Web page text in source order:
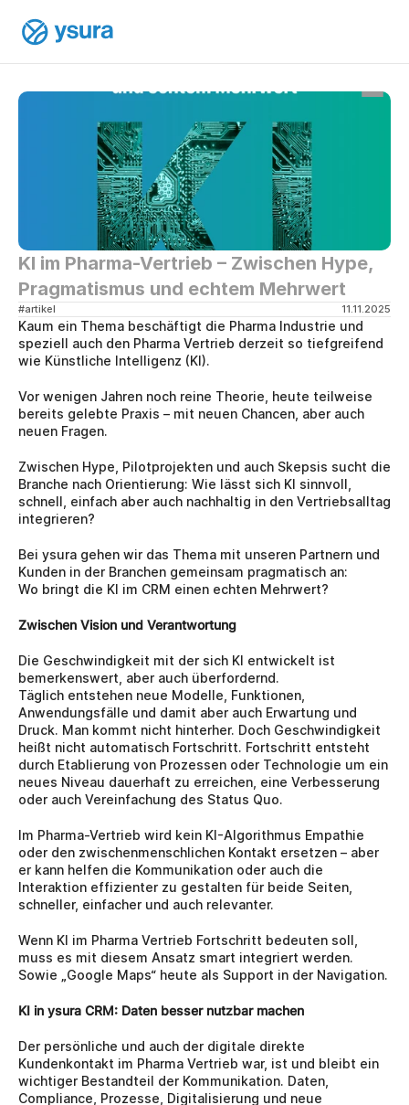
KI im Pharma-Vertrieb – Zwischen Hype,
Pragmatismus und echtem Mehrwert
#artikel 11.11.2025
Kaum ein Thema beschäftigt die Pharma Industrie und
speziell auch den Pharma Vertrieb derzeit so tiefgreifend
wie Künstliche Intelligenz (KI).
Vor wenigen Jahren noch reine Theorie, heute teilweise
bereits gelebte Praxis – mit neuen Chancen, aber auch
neuen Fragen.
Zwischen Hype, Pilotprojekten und auch Skepsis sucht die
Branche nach Orientierung: Wie lässt sich KI sinnvoll,
schnell, einfach aber auch nachhaltig in den Vertriebsalltag
integrieren?
Bei ysura gehen wir das Thema mit unseren Partnern und
Kunden in der Branchen gemeinsam pragmatisch an:
Wo bringt die KI im CRM einen echten Mehrwert?
Zwischen Vision und Verantwortung
Die Geschwindigkeit mit der sich KI entwickelt ist
bemerkenswert, aber auch überfordernd.
Täglich entstehen neue Modelle, Funktionen,
Anwendungsfälle und damit aber auch Erwartung und
Druck. Man kommt nicht hinterher. Doch Geschwindigkeit
heißt nicht automatisch Fortschritt. Fortschritt entsteht
durch Etablierung von Prozessen oder Technologie um ein
neues Niveau dauerhaft zu erreichen, eine Verbesserung
oder auch Vereinfachung des Status Quo.
Im Pharma-Vertrieb wird kein KI-Algorithmus Empathie
oder den zwischenmenschlichen Kontakt ersetzen – aber
er kann helfen die Kommunikation oder auch die
Interaktion effizienter zu gestalten für beide Seiten,
schneller, einfacher und auch relevanter.
Wenn KI im Pharma Vertrieb Fortschritt bedeuten soll,
muss es mit diesem Ansatz smart integriert werden.
Sowie „Google Maps“ heute als Support in der Navigation.
KI in ysura CRM: Daten besser nutzbar machen
Der persönliche und auch der digitale direkte
Kundenkontakt im Pharma Vertrieb war, ist und bleibt ein
wichtiger Bestandteil der Kommunikation. Daten,
Compliance, Prozesse, Digitalisierung und neue